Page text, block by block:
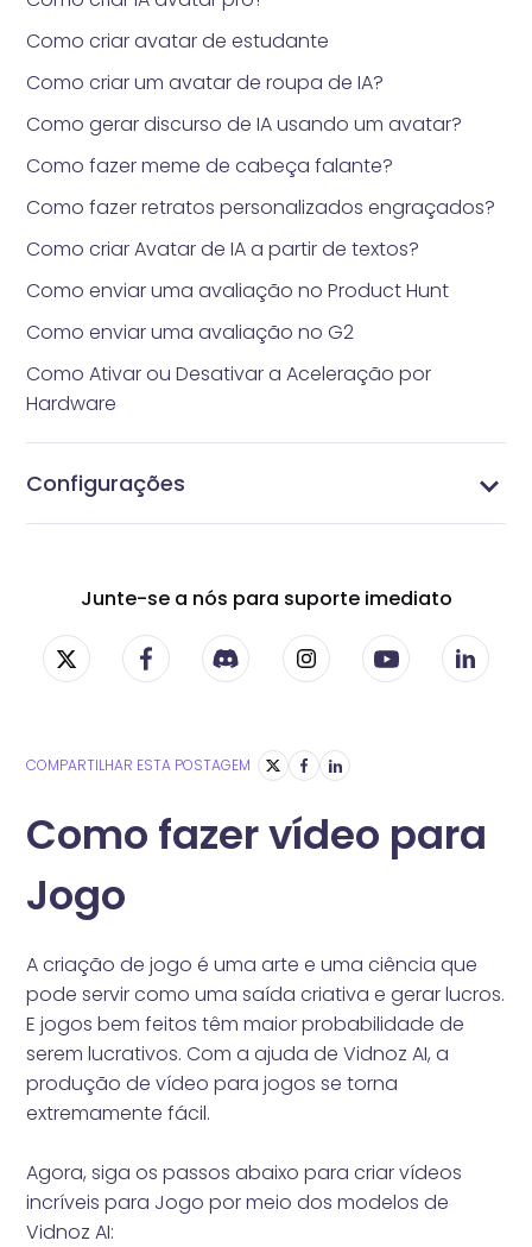
Como criar avatar de estudante
Como criar um avatar de roupa de IA?
Como gerar discurso de IA usando um avatar?
Como fazer meme de cabeça falante?
Como fazer retratos personalizados engraçados?
Como criar Avatar de IA a partir de textos?
Como enviar uma avaliação no Product Hunt
Como enviar uma avaliação no G2
Como Ativar ou Desativar a Aceleração por
Hardware
Configurações
Junte-se a nós para suporte imediato
COMPARTILHAR ESTA POSTAGEM
Como fazer vídeo para
Jogo
A criação de jogo é uma arte e uma ciência que
pode servir como uma saída criativa e gerar lucros.
E jogos bem feitos têm maior probabilidade de
serem lucrativos. Com a ajuda de Vidnoz AI, a
produção de vídeo para jogos se torna
extremamente fácil.
Agora, siga os passos abaixo para criar vídeos
incríveis para Jogo por meio dos modelos de
Vidnoz AI: